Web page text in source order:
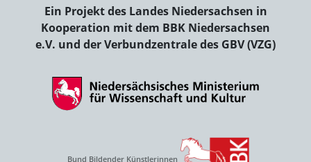
Ein Projekt des Landes Niedersachsen in
Kooperation mit dem BBK Niedersachsen
e.V. und der Verbundzentrale des GBV (VZG)
Bund Bildender Künstlerinnen